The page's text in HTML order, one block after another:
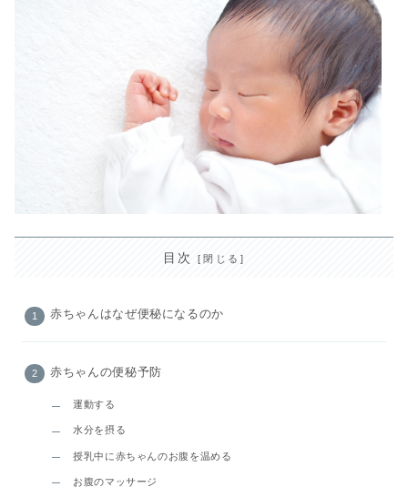
目次
赤ちゃんはなぜ便秘になるのか
赤ちゃんの便秘予防
運動する
水分を摂る
授乳中に赤ちゃんのお腹を温める
お腹のマッサージ